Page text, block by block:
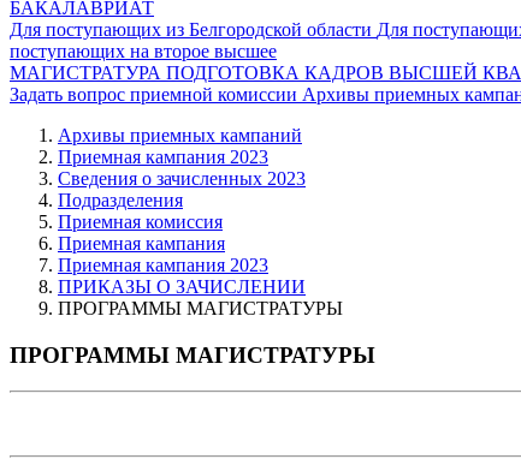
БАКАЛАВРИАТ
Для поступающих из Белгородской области Для
поступающих на второе высшее
МАГИСТРАТУРА ПОДГОТОВКА КАДРОВ ВЫСШЕЙ
Задать вопрос приемной комиссии Архивы приемных
Архивы приемных кампаний
Приемная кампания 2023
Сведения о зачисленных 2023
Подразделения
Приемная комиссия
Приемная кампания
Приемная кампания 2023
ПРИКАЗЫ О ЗАЧИСЛЕНИИ
ПРОГРАММЫ МАГИСТРАТУРЫ
ПРОГРАММЫ МАГИСТРАТУРЫ